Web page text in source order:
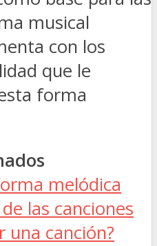
musical
con los
que le
forma
melódica
las canciones
una canción?